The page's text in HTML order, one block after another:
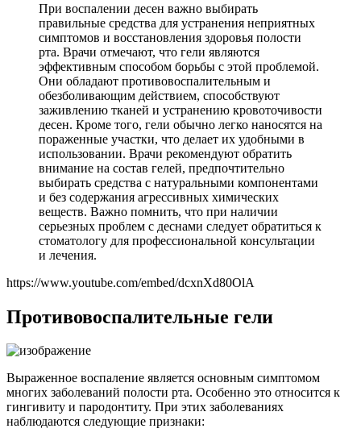
При воспалении десен важно выбирать
правильные средства для устранения неприятных
симптомов и восстановления здоровья полости
рта. Врачи отмечают, что гели являются
эффективным способом борьбы с этой проблемой.
Они обладают противовоспалительным и
обезболивающим действием, способствуют
заживлению тканей и устранению кровоточивости
десен. Кроме того, гели обычно легко наносятся на
пораженные участки, что делает их удобными в
использовании. Врачи рекомендуют обратить
внимание на состав гелей, предпочтительно
выбирать средства с натуральными компонентами
и без содержания агрессивных химических
веществ. Важно помнить, что при наличии
серьезных проблем с деснами следует обратиться к
стоматологу для профессиональной консультации
и лечения.
https://www.youtube.com/embed/dcxnXd80OlA
Противовоспалительные гели
Выраженное воспаление является основным симптомом
многих заболеваний полости рта. Особенно это относится к
гингивиту и пародонтиту. При этих заболеваниях
наблюдаются следующие признаки: